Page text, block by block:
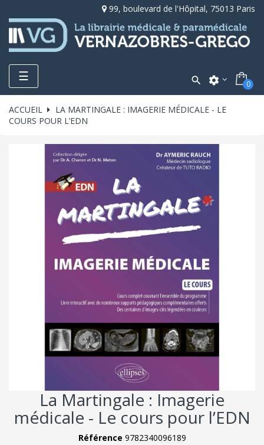
99, boulevard de l'Hôpital, 75013 Paris
Toggle
navigation
☰  settings 0
ACCUEIL
LA MARTINGALE : IMAGERIE MÉDICALE - LE
COURS POUR L’EDN
La Martingale : Imagerie
médicale - Le cours pour l’EDN
Référence 9782340096189